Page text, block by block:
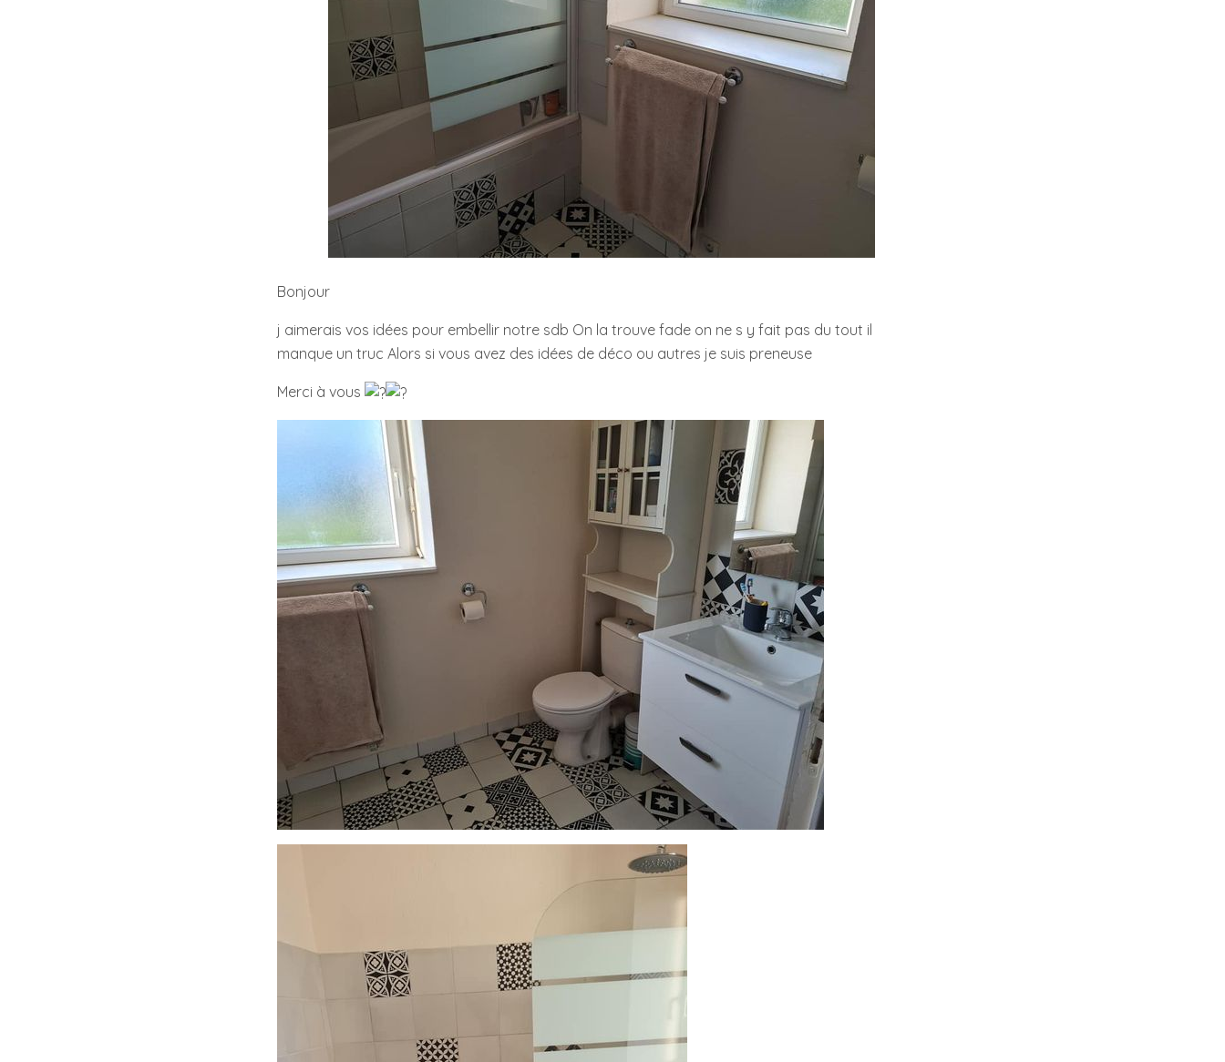
Bonjour
j aimerais vos idées pour embellir notre sdb On la trouve fade on ne s y fait pas du tout il
manque un truc Alors si vous avez des idées de déco ou autres je suis preneuse
Merci à vous